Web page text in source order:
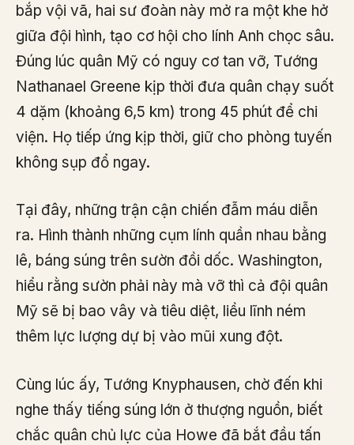
bắp vội vã, hai sư đoàn này mở ra một khe hở
giữa đội hình, tạo cơ hội cho lính Anh chọc sâu.
Đúng lúc quân Mỹ có nguy cơ tan vỡ, Tướng
Nathanael Greene kịp thời đưa quân chạy suốt
4 dặm (khoảng 6,5 km) trong 45 phút để chi
viện. Họ tiếp ứng kịp thời, giữ cho phòng tuyến
không sụp đổ ngay.
Tại đây, những trận cận chiến đẫm máu diễn
ra. Hình thành những cụm lính quần nhau bằng
lê, báng súng trên sườn đồi dốc. Washington,
hiểu rằng sườn phải này mà vỡ thì cả đội quân
Mỹ sẽ bị bao vây và tiêu diệt, liều lĩnh ném
thêm lực lượng dự bị vào mũi xung đột.
Cùng lúc ấy, Tướng Knyphausen, chờ đến khi
nghe thấy tiếng súng lớn ở thượng nguồn, biết
chắc quân chủ lực của Howe đã bắt đầu tấn